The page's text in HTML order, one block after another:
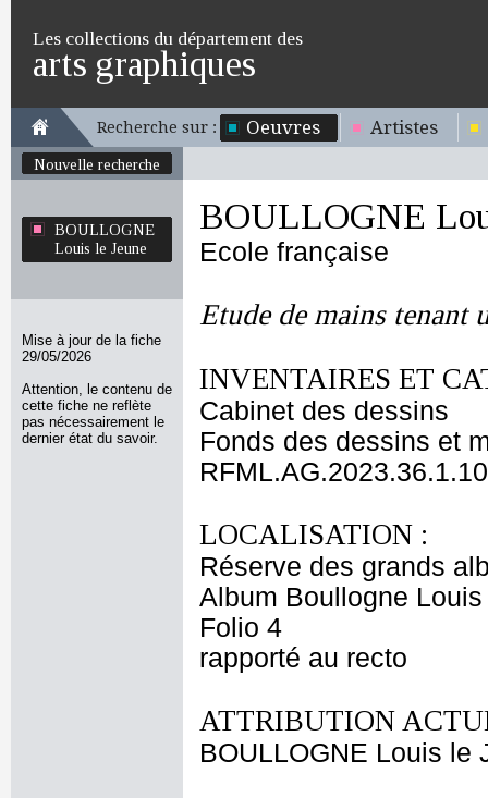
Les collections du département des
arts graphiques
Recherche sur : Oeuvres Artistes
Nouvelle recherche
BOULLOGNE
Louis le Jeune
Mise à jour de la fiche
29/05/2026
Attention, le contenu de
cette fiche ne reflète
pas nécessairement le
dernier état du savoir.
BOULLOGNE
Ecole française
Etude de mains tenant
INVENTAIRES ET
Cabinet des dessins
Fonds des dessins et
LOCALISATION :
Réserve des grands
Album Boullogne
Folio 4
rapporté au recto
ATTRIBUTION
BOULLOGNE Louis le